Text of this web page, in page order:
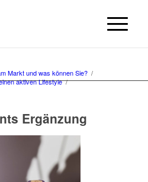
Markt und was können Sie? /
aktiven Lifestyle /
Ergänzung